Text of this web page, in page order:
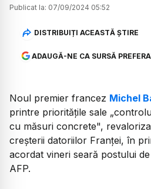
Publicat la: 07/09/2024 05:52
DISTRIBUIȚI ACEASTĂ ȘTIRE
ADAUGĂ-NE CA SURSĂ
Noul premier francez Michel
printre priorităţile sale
cu măsuri concrete",
creşterii datoriilor Franţei, în
acordat vineri seară postului
AFP.